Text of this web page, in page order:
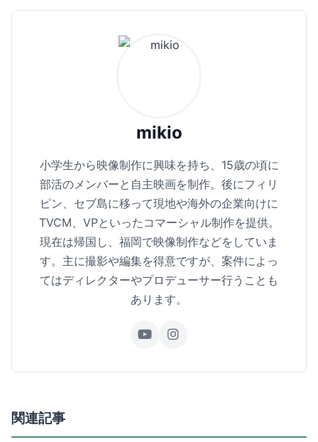
mikio
小学生から映像制作に興味を持ち、15歳の頃に
部活のメンバーと自主映画を制作。後にフィリ
ピン、セブ島に移って現地や海外の企業向けに
TVCM、VPといったコマーシャル制作を提供。
現在は帰国し、福岡で映像制作などをしていま
す。主に撮影や編集を得意ですが、案件によっ
てはディレクターやプロデューサー行うことも
あります。
関連記事